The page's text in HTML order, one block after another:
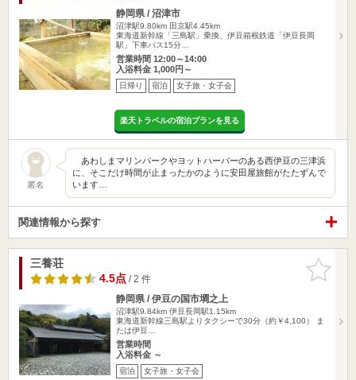
静岡県 / 沼津市
沼津駅9.80km 田京駅4.45km
東海道新幹線「三島駅」乗換、伊豆箱根鉄道「伊豆長岡
駅」下車バス15分…
営業時間 12:00～14:00
入浴料金 1,000円～
日帰り 宿泊 女子旅・女子会
楽天トラベルの宿泊プランを見る
匿名
あわしまマリンパークやヨットハーバーのある西伊豆の三津浜
に、そこだけ時間が止まったかのように安田屋旅館がたたずんで
います…
関連情報から探す
お気に入
りに追加
三養荘
4.5点/ 2 件
静岡県 / 伊豆の国市墹之上
沼津駅9.84km 伊豆長岡駅1.15km
東海道新幹線三島駅よりタクシーで30分（約￥4,100） ま
たは伊豆…
営業時間
入浴料金 ～
宿泊 女子旅・女子会